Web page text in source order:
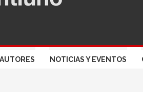
AUTORES NOTICIAS Y EVENTOS